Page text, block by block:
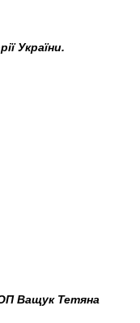
України.
Ващук Тетяна